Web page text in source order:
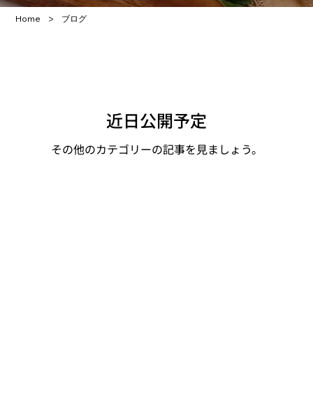
Home > ブログ
近日公開予定
その他のカテゴリーの記事を見ましょう。